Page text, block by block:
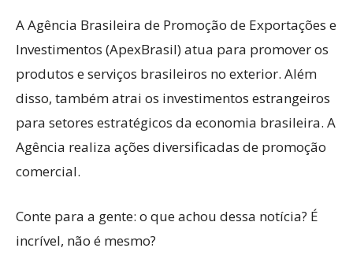
A Agência Brasileira de Promoção de Exportações e
Investimentos (ApexBrasil) atua para promover os
produtos e serviços brasileiros no exterior. Além
disso, também atrai os investimentos estrangeiros
para setores estratégicos da economia brasileira. A
Agência realiza ações diversificadas de promoção
comercial.
Conte para a gente: o que achou dessa notícia? É
incrível, não é mesmo?